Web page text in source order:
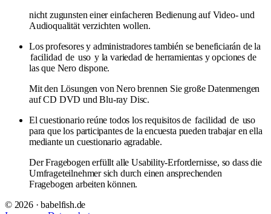
nicht zugunsten einer einfacheren Bedienung auf Video- und
Audioqualität verzichten wollen.
Los profesores y administradores también se beneficiarán de la
facilidad de uso y la variedad de herramientas y opciones de
las que Nero dispone.
Mit den Lösungen von Nero brennen Sie große Datenmengen
auf CD DVD und Blu-ray Disc.
El cuestionario reúne todos los requisitos de facilidad de uso
para que los participantes de la encuesta pueden trabajar en ella
mediante un cuestionario agradable.
Der Fragebogen erfüllt alle Usability-Erfordernisse, so dass die
Umfrageteilnehmer sich durch einen ansprechenden
Fragebogen arbeiten können.
© 2026 · babelfish.de